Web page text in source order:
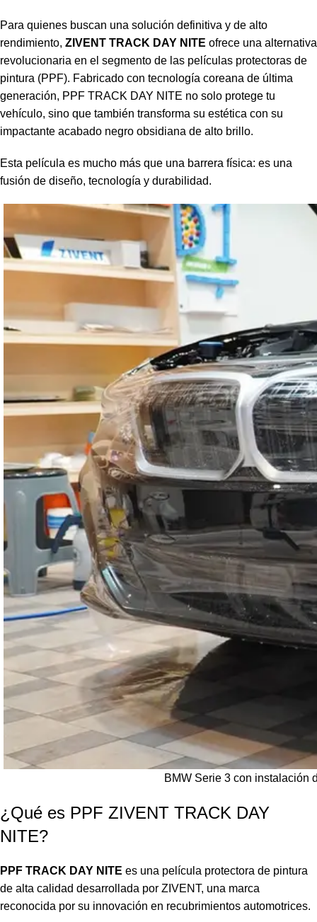
Para quienes buscan una solución definitiva y de alto
rendimiento, ZIVENT TRACK DAY NITE ofrece una alternativa
revolucionaria en el segmento de las películas protectoras de
pintura (PPF). Fabricado con tecnología coreana de última
generación, PPF TRACK DAY NITE no solo protege tu
vehículo, sino que también transforma su estética con su
impactante acabado negro obsidiana de alto brillo.
Esta película es mucho más que una barrera física: es una
fusión de diseño, tecnología y durabilidad.
BMW Serie 3 con instalación
¿Qué es PPF ZIVENT TRACK DAY
NITE?
PPF TRACK DAY NITE es una película protectora de pintura
de alta calidad desarrollada por ZIVENT, una marca
reconocida por su innovación en recubrimientos automotrices.